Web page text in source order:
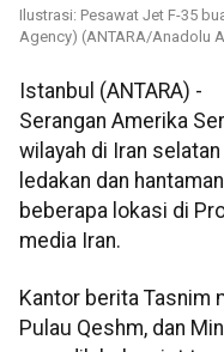
Ilustrasi: Pesawat Jet F-35
Agency) (ANTARA/Anadolu
Istanbul (ANTARA) -
Serangan Amerika
wilayah di Iran
ledakan dan
beberapa lokasi di
media Iran.
Kantor berita Tasnim
Pulau Qeshm, dan